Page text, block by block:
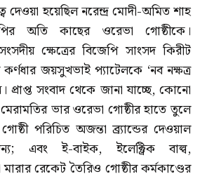
দেওয়া হয়েছিল নরেন্দ্র মোদী-অমিত শাহ
অতি কাছের ওরেভা গোষ্ঠীকে।
ক্ষেত্রের বিজেপি সাংসদ কিরীট
জয়সুখভাই প্যাটেলকে ‘নব নক্ষত্র
প্রাপ্ত সংবাদ থেকে জানা যাচ্ছে, কোনো
ভার ওরেভা গোষ্ঠীর হাতে তুলে
পরিচিত অজন্তা ব্র্যান্ডের দেওয়াল
এবং ই-বাইক, ইলেক্ট্রিক বাল্ব,
রেকেট তৈরিও গোষ্ঠীর কর্মকাণ্ডের